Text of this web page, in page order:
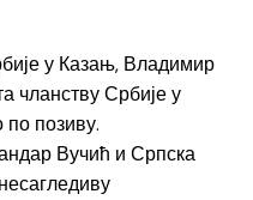
у Казањ, Владимир
чланству Србије у
по позиву.
Вучић и Српска